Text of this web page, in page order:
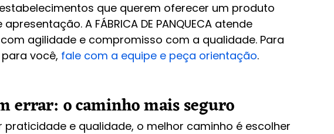
que querem oferecer um produto
A FÁBRICA DE PANQUECA atende
agilidade e compromisso com a qualidade. Para
você, fale com a equipe e peça orientação.
errar: o caminho mais seguro
praticidade e qualidade, o melhor caminho é escolher